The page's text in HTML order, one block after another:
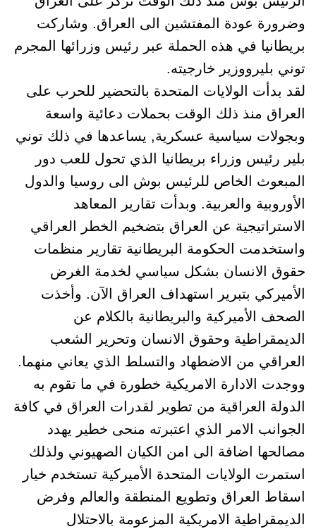
وضرورة عودة المفتشين الى العراق. وشاركت
بريطانيا في هذه الحملة عبر رئيس وزرائها المجرم
توني بليرووزير خارجيته.
لقد بدأت الولايات المتحدة بالتحضير للحرب على
العراق منذ ذلك الوقت بحملات دعائية واسعة
وبجولات سياسية عسكرية, يساعدها في ذلك توني
بلير رئيس وزراء بريطانيا الذي تحول للعب دور
المبعوث الخاص للرئيس بوش الى روسيا والدول
الأوروبية والعربية. وبدأت تقارير المعاهد
الاستراتيجية عن العراق بتضخيم الخطر العراقي
واستخدمت الحكومة البريطانية تقارير منظمات
حقوق الانسان بشكل سياسي لخدمة الغرض
الأميركي بتبرير استهداف العراق الآن. وأخذت
الصحف الأميركية والبريطانية بالكلام عن
الديمقراطية وحقوق الانسان وتحرير الشعب
العراقي من الاضطهاد والتسلط الذي يعاني منهما.
ووجدت الادارة الامريكية خطورة في ما تقوم به
الدولة العراقية من تطوير لقدرات العراق في كافة
الجوانب الامر الذي اعتبرته منحى خطير يهدد
مصالحها اضافة الى امن الكيان الصهيوني ولذلك
استمرت الولايات المتحدة الأميركية تستخدم خيار
اسقاط العراق وتطويع المنطقة والعالم وفرض
الديمقراطية الامريكية المزعومة بالاحتلال